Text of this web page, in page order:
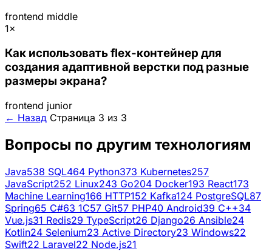
frontend middle
1×
Как использовать flex-контейнер для
создания адаптивной верстки под разные
размеры экрана?
frontend junior
← Назад Страница 3 из 3
Вопросы по другим технологиям
Java538 SQL464 Python373 Kubernetes257
JavaScript252 Linux243 Go204 Docker193 React173
Machine Learning166 HTTP152 Kafka124 PostgreSQL87
Spring65 C#63 1C57 Git57 PHP40 Android39 C++34
Vue.js31 Redis29 TypeScript26 Django26 Ansible24
Kotlin24 Selenium23 Active Directory23 Windows22
Swift22 Laravel22 Node.js21